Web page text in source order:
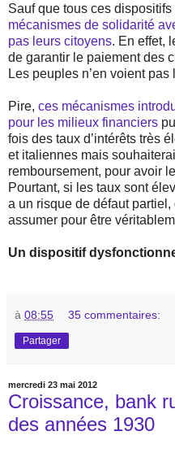
Sauf que tous ces
mécanismes de solidarité
pas leurs citoyens. En effet,
de garantir le paiement des
Les peuples n’en voient pas
Pire, ces mécanismes
pour les milieux financiers
fois des taux d’intérêts très
et italiennes mais
remboursement, pour avoir
Pourtant, si les taux sont
a un risque de défaut
assumer pour être
Un dispositif
à 08:55 35 commentaires:
Partager
mercredi 23 mai 2012
Croissance, bank
des années 1930